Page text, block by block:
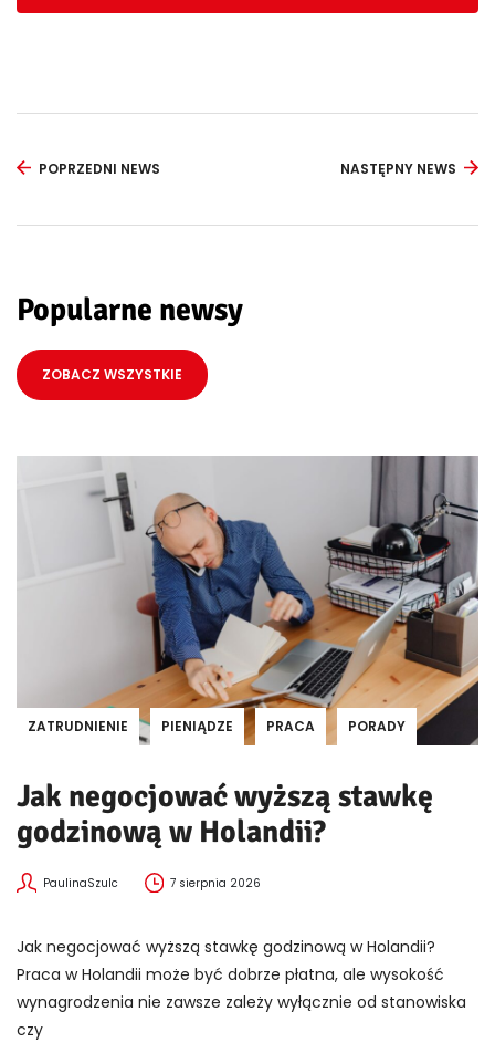
POPRZEDNI NEWS NASTĘPNY NEWS
Popularne newsy
ZOBACZ WSZYSTKIE
ZATRUDNIENIE PIENIĄDZE PRACA PORADY
Jak negocjować wyższą stawkę
godzinową w Holandii?
PaulinaSzulc 7 sierpnia 2026
Jak negocjować wyższą stawkę godzinową w Holandii?
Praca w Holandii może być dobrze płatna, ale wysokość
wynagrodzenia nie zawsze zależy wyłącznie od stanowiska
czy